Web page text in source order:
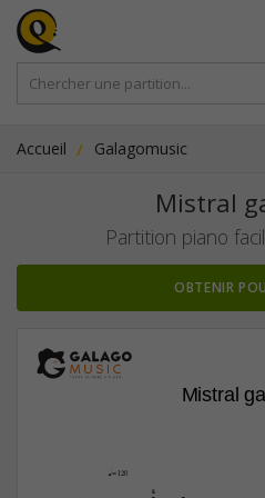
Accueil Galagomusic
Mistral
Partition piano
OBTENIR
Mistral
q=120
5